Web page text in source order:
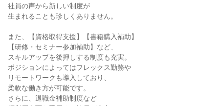
社員の声から新しい制度が
生まれることも珍しくありません。
また、【資格取得支援】【書籍購入補助】
【研修・セミナー参加補助】など、
スキルアップを後押しする制度も充実。
ポジションによってはフレックス勤務や
リモートワークも導入しており、
柔軟な働き方が可能です。
さらに、退職金補助制度など